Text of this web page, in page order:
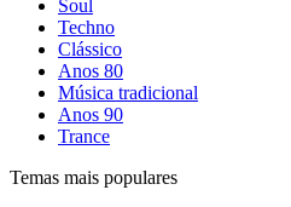
Soul
Techno
Clássico
Anos 80
Música tradicional
Anos 90
Trance
Temas mais populares